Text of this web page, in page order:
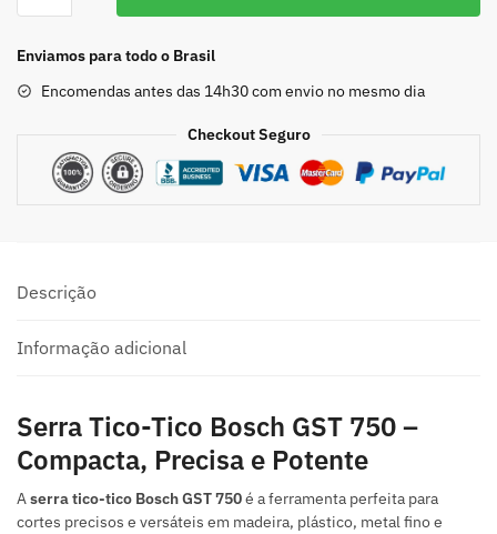
Enviamos para todo o Brasil
Encomendas antes das 14h30 com envio no mesmo dia
Checkout Seguro
Descrição
Informação adicional
Serra Tico-Tico Bosch GST 750 –
Compacta, Precisa e Potente
Aserra tico-tico Bosch GST 750é a ferramenta perfeita para
cortes precisos e versáteis em madeira, plástico, metal fino e